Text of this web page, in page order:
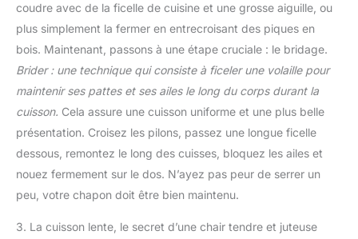
coudre avec de la ficelle de cuisine et une grosse aiguille, ou
plus simplement la fermer en entrecroisant des piques en
bois. Maintenant, passons à une étape cruciale : le bridage.
Brider : une technique qui consiste à ficeler une volaille pour
maintenir ses pattes et ses ailes le long du corps durant la
cuisson. Cela assure une cuisson uniforme et une plus belle
présentation. Croisez les pilons, passez une longue ficelle
dessous, remontez le long des cuisses, bloquez les ailes et
nouez fermement sur le dos. N’ayez pas peur de serrer un
peu, votre chapon doit être bien maintenu.
3. La cuisson lente, le secret d’une chair tendre et juteuse